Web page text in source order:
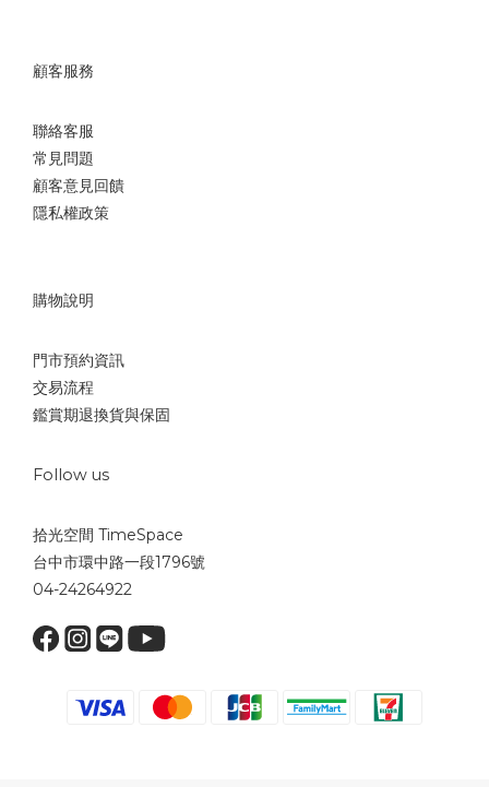
顧客服務
聯絡客服
常見問題
顧客意見回饋
隱私權政策
購物說明
門市預約資訊
交易流程
鑑賞期退換貨與保固
Follow us
拾光空間 TimeSpace
台中市環中路一段1796號
04-24264922